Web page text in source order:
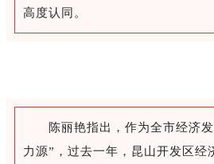
高度认同。
陈丽艳指出，作为全市经济
力源”，过去一年，昆山开发区经